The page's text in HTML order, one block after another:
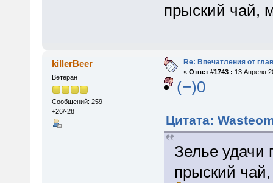
прыский чай,
killerBeer
Ветеран
Сообщений: 259
+26/-28
Re: Впечатления от
« Ответ #1743 : 13 Апреля
(−)0
Цитата:
Зелье удачи
прыский